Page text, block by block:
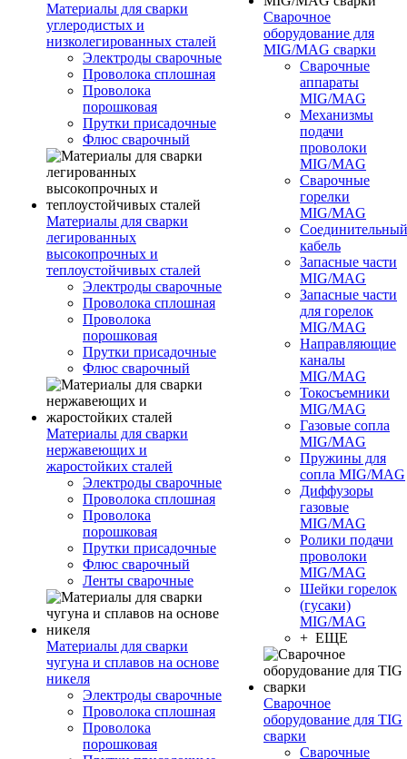
Материалы для сварки
углеродистых и
низколегированных сталей
Электроды сварочные
Проволока сплошная
Проволока
порошковая
Прутки присадочные
Флюс сварочный
Материалы для сварки
легированных
высокопрочных и
теплоустойчивых сталей
Электроды сварочные
Проволока сплошная
Проволока
порошковая
Прутки присадочные
Флюс сварочный
Материалы для сварки
нержавеющих и
жаростойких сталей
Электроды сварочные
Проволока сплошная
Проволока
порошковая
Прутки присадочные
Флюс сварочный
Ленты сварочные
Материалы для сварки
чугуна и сплавов на основе
никеля
Электроды сварочные
Проволока сплошная
Проволока
порошковая
Сварочное
оборудование для
MIG/MAG сварки
Сварочные
аппараты
MIG/MAG
Механизмы
подачи
проволоки
MIG/MAG
Сварочные
горелки
MIG/MAG
Соединительный
кабель
Запасные части
MIG/MAG
Запасные части
для горелок
MIG/MAG
Направляющие
каналы
MIG/MAG
Токосъемники
MIG/MAG
Газовые сопла
MIG/MAG
Пружины для
сопла MIG/MAG
Диффузоры
газовые
MIG/MAG
Ролики подачи
проволоки
MIG/MAG
Шейки горелок
(гусаки)
MIG/MAG
+ ЕЩЕ
Сварочное
оборудование для TIG
сварки
Сварочные